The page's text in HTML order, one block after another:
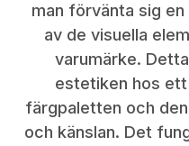
man förvänta sig
av de visuella
varumärke.
estetiken hos
färgpaletten och
och känslan. Det